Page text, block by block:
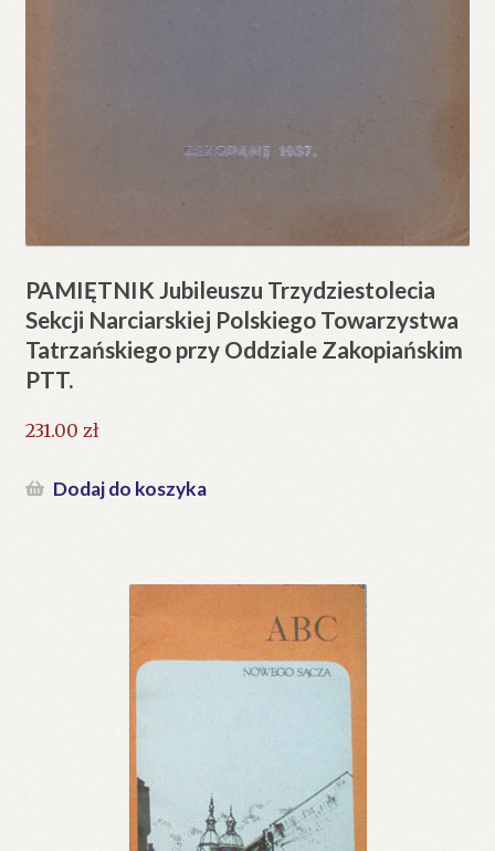
PAMIĘTNIK Jubileuszu Trzydziestolecia
Sekcji Narciarskiej Polskiego Towarzystwa
Tatrzańskiego przy Oddziale Zakopiańskim
PTT.
231.00 zł
Dodaj do koszyka